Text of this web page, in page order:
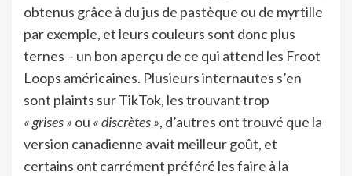
obtenus grâce à du jus de pastèque ou de myrtille
par exemple, et leurs couleurs sont donc plus
ternes – un bon aperçu de ce qui attend les Froot
Loops américaines. Plusieurs internautes s’en
sont plaints sur TikTok, les trouvant trop
« grises » ou « discrètes », d’autres ont trouvé que la
version canadienne avait meilleur goût, et
certains ont carrément préféré les faire à la